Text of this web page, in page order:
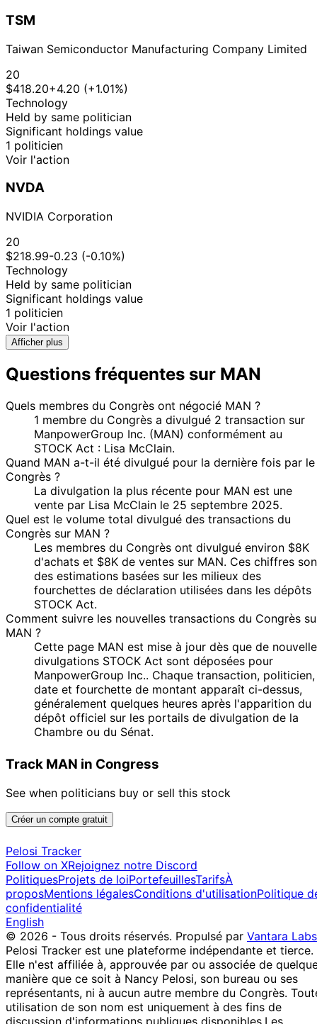
TSM
Taiwan Semiconductor Manufacturing Company Limited
20
$418.20+4.20 (+1.01%)
Technology
Held by same politician
Significant holdings value
1 politicien
Voir l'action
NVDA
NVIDIA Corporation
20
$218.99-0.23 (-0.10%)
Technology
Held by same politician
Significant holdings value
1 politicien
Voir l'action
Afficher plus
Questions fréquentes sur MAN
Quels membres du Congrès ont négocié MAN ?
1 membre du Congrès a divulgué 2 transaction sur
ManpowerGroup Inc. (MAN) conformément au
STOCK Act : Lisa McClain.
Quand MAN a-t-il été divulgué pour la dernière fois par le
Congrès ?
La divulgation la plus récente pour MAN est une
vente par Lisa McClain le 25 septembre 2025.
Quel est le volume total divulgué des transactions du
Congrès sur MAN ?
Les membres du Congrès ont divulgué environ $8K
d'achats et $8K de ventes sur MAN. Ces chiffres
des estimations basées sur les milieux des
fourchettes de déclaration utilisées dans les dépôts
STOCK Act.
Comment suivre les nouvelles transactions du Congrès
MAN ?
Cette page MAN est mise à jour dès que de
divulgations STOCK Act sont déposées pour
ManpowerGroup Inc.. Chaque transaction, politicien,
date et fourchette de montant apparaît ci-dessus,
généralement quelques heures après l'apparition du
dépôt officiel sur les portails de divulgation de la
Chambre ou du Sénat.
Track MAN in Congress
See when politicians buy or sell this stock
Créer un compte gratuit
Pelosi Tracker
Follow on XRejoignez notre Discord
PolitiquesProjets de loiPortefeuillesTarifsÀ
proposMentions légalesConditions d'utilisationPolitique
confidentialité
English
© 2026 - Tous droits réservés. Propulsé par Vantara Labs
Pelosi Tracker est une plateforme indépendante et tierce.
Elle n'est affiliée à, approuvée par ou associée de
manière que ce soit à Nancy Pelosi, son bureau ou ses
représentants, ni à aucun autre membre du Congrès.
utilisation de son nom est uniquement à des fins de
discussion d'informations publiques disponibles. Les